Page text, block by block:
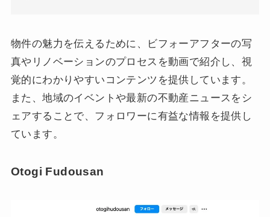
物件の魅力を伝えるために、ビフォーアフターの写
真やリノベーションのプロセスを動画で紹介し、視
覚的にわかりやすいコンテンツを提供しています。
また、地域のイベントや最新の不動産ニュースをシ
ェアすることで、フォロワーに有益な情報を提供し
ています。
Otogi Fudousan